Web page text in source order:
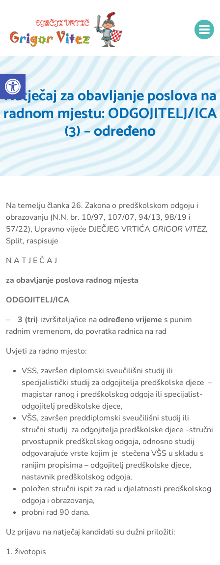
Open toolbar
Natječaj za obavljanje poslova na
radnom mjestu: ODGOJITELJ/ICA
(3) – određeno
Na temelju članka 26. Zakona o predškolskom odgoju i
obrazovanju (N.N. br. 10/97, 107/07, 94/13, 98/19 i
57/22), Upravno vijeće DJEČJEG VRTIĆA GRIGOR VITEZ,
Split, raspisuje
N A T J E Č A J
za obavljanje poslova radnog mjesta
ODGOJITELJ/ICA
– 3 (tri) izvršitelja/ice naodređeno vrijeme s punim
radnim vremenom, do povratka radnica na rad
Uvjeti za radno mjesto:
VSS, završen diplomski sveučilišni studij ili
specijalistički studij za odgojitelja predškolske djece –
magistar ranog i predškolskog odgoja ili specijalist-
odgojitelj predškolske djece,
VŠS, završen preddiplomski sveučilišni studij ili
stručni studij za odgojitelja predškolske djece -stručni
prvostupnik predškolskog odgoja, odnosno studij
odgovarajuće vrste kojim je stečena VŠS u skladu s
ranijim propisima – odgojitelj predškolske djece,
nastavnik predškolskog odgoja,
položen stručni ispit za rad u djelatnosti predškolskog
odgoja i obrazovanja,
probni rad 90 dana.
Uz prijavu na natječaj kandidati su dužni priložiti:
1. životopis